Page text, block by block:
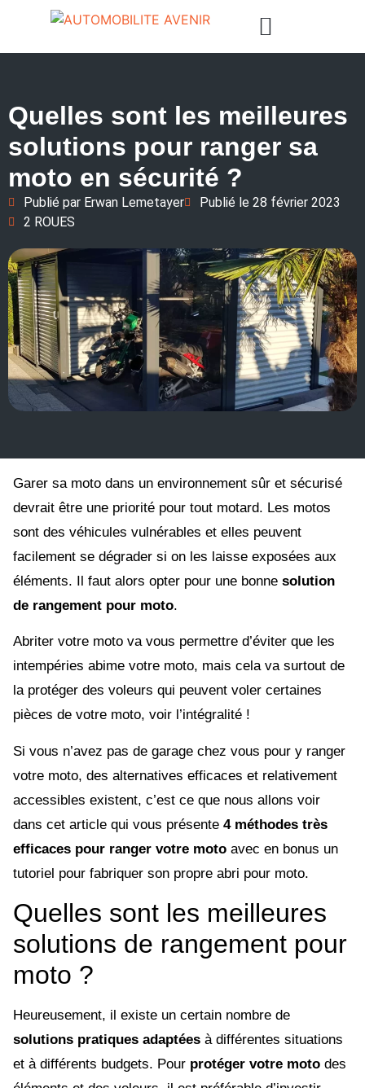
Quelles sont les meilleures
solutions pour ranger sa
moto en sécurité ?
Publié par Erwan Lemetayer Publié le 28 février 2023
2 ROUES
Garer sa moto dans un environnement sûr et sécurisé
devrait être une priorité pour tout motard. Les motos
sont des véhicules vulnérables et elles peuvent
facilement se dégrader si on les laisse exposées aux
éléments. Il faut alors opter pour une bonne solution
de rangement pour moto.
Abriter votre moto va vous permettre d’éviter que les
intempéries abime votre moto, mais cela va surtout de
la protéger des voleurs qui peuvent voler certaines
pièces de votre moto, voir l’intégralité !
Si vous n’avez pas de garage chez vous pour y ranger
votre moto, des alternatives efficaces et relativement
accessibles existent, c’est ce que nous allons voir
dans cet article qui vous présente 4 méthodes très
efficaces pour ranger votre moto avec en bonus un
tutoriel pour fabriquer son propre abri pour moto.
Quelles sont les meilleures
solutions de rangement pour
moto ?
Heureusement, il existe un certain nombre de
solutions pratiques adaptées à différentes situations
et à différents budgets. Pour protéger votre moto des